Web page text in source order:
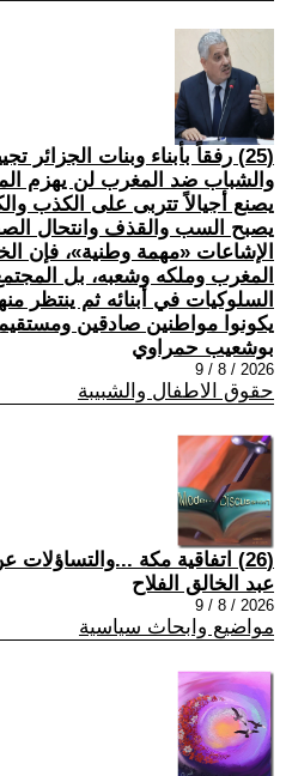
(25) رفقاً بأبناء وبنات الجزائر
والشباب ضد المغرب لن يهزم
يصنع أجيالاً تتربى على الكذب
يصبح السب والقذف وانتحال
الإشاعات «مهمة وطنية»، فإن
المغرب وملكه وشعبه، بل
السلوكيات في أبنائه ثم ينتظر
يكونوا مواطنين صادقين
بوشعيب حمراوي
2026 / 8 / 9
حقوق الاطفال والشبيبة
(26) اتفاقية مكة ...والتساؤلات عن المغزى
عبد الخالق الفلاح
2026 / 8 / 9
مواضيع وابحاث سياسية